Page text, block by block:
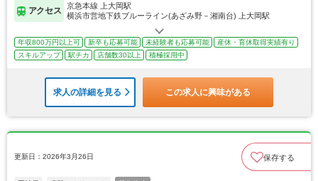
アクセス
京急本線 上大岡駅
横浜市営地下鉄ブルーライン(あざみ野－湘南台) 上大岡駅
年収800万円以上可 新卒も応募可能 未経験者も応募可能
産休・育休取得実績有り
スキルアップ
駅チカ 店舗数30以上 積極採用中
求人の詳細を見る この求人に興味がある
更新日：2026年3月26日 保存する